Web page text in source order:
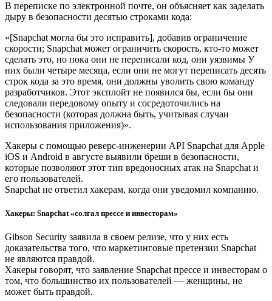
В переписке по электронной почте, он объясняет как заделать
дыру в безопасности десятью строками кода:
«[Snapchat могла бы это исправить], добавив ограничение
скорости; Snapchat может ограничить скорость, кто-то может
сделать это, но пока они не переписали код, они уязвимы У
них были четыре месяца, если они не могут переписать десять
строк кода за это время, они должны уволить свою команду
разработчиков. Этот эксплойт не появился бы, если бы они
следовали передовому опыту и сосредоточились на
безопасности (которая должна быть, учитывая случаи
использования приложения)».
Хакеры с помощью реверс-инженерии API Snapchat для Apple
iOS и Android в августе выявили бреши в безопасности,
которые позволяют этот тип вредоносных атак на Snapchat и
его пользователей.
Snapchat не ответил хакерам, когда они уведомил компанию.
Хакеры: Snapchat «солгал прессе и инвесторам»
Gibson Security заявила в своем релизе, что у них есть
доказательства того, что маркетинговые претензии Snapchat
не являются правдой.
Хакеры говорят, что заявление Snapchat прессе и инвесторам о
том, что большинство их пользователей — женщины, не
может быть правдой.